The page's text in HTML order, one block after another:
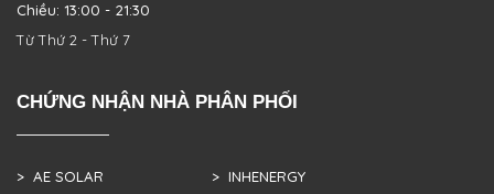
Chiều: 13:00 - 21:30
Từ Thứ 2 - Thứ 7
CHỨNG NHẬN NHÀ PHÂN PHỐI
> AE SOLAR
> INHENERGY